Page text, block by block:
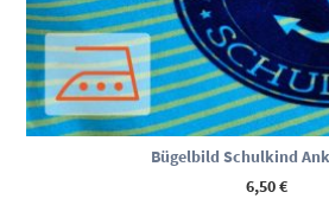
Bügelbild Schulkind
6,50€